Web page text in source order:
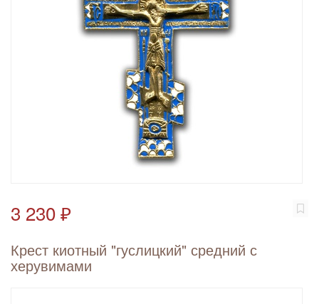
3 230 ₽
Крест киотный "гуслицкий" средний с
херувимами